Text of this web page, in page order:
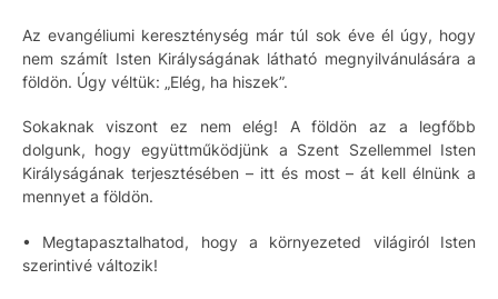
Az evangéliumi kereszténység már túl sok éve él úgy, hogy
nem számít Isten Királyságának látható megnyilvánulására a
földön. Úgy véltük: „Elég, ha hiszek”.
Sokaknak viszont ez nem elég! A földön az a legfőbb
dolgunk, hogy együttműködjünk a Szent Szellemmel Isten
Királyságának terjesztésében – itt és most – át kell élnünk a
mennyet a földön.
• Megtapasztalhatod, hogy a környezeted világiról Isten
szerintivé változik!